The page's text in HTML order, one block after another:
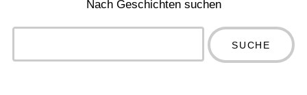
Nach Geschichten suchen
Type 2 or